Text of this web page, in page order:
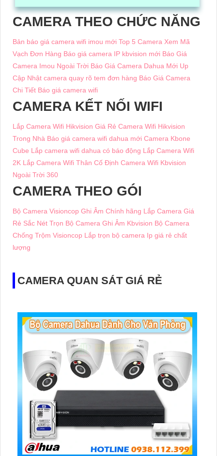
CAMERA THEO CHỨC NĂNG
Bản báo giá camera wifi imou mới Top 5 Camera Xem Mã
Vạch Đơn Hàng Báo giá camera IP kbvision mới Báo Giá
Camera Imou Ngoài Trời Báo Giá Camera Dahua Mới Up
Cập Nhật camera quay rõ tem đơn hàng Báo Giá Camera
Chi Tiết Báo giá camera wifi
CAMERA KẾT NỐI WIFI
Lắp Camera Wifi Hikvision Giá Rẻ Camera Wifi Hikvision
Trong Nhà Báo giá camera wifi dahua mới Camera Kbone
Cube Lắp camera wifi dahua có báo động Lắp Camera Wifi
2K Lắp Camera Wifi Thân Cố Định Camera Wifi Kbvision
Ngoài Trời 360
CAMERA THEO GÓI
Bộ Camera Visioncop Ghi Âm Chính hãng Lắp Camera Giá
Rẻ Sắc Nét Trọn Bộ Camera Ghi Âm Kbvision Bộ Camera
Chống Trộm Visioncop Lắp trọn bộ camera Ip giá rẻ chất
lượng
CAMERA QUAN SÁT GIÁ RẺ